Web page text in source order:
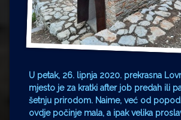
U petak, 26. lipnja 2020. prekrasna
mjesto je za kratki after job predah ili
šetnju prirodom. Naime, već od
ovdje počinje mala, a ipak velika